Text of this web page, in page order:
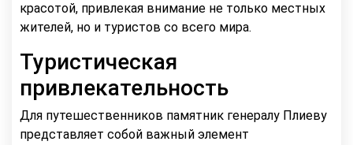
красотой, привлекая внимание не только местных
жителей, но и туристов со всего мира.
Туристическая
привлекательность
Для путешественников памятник генералу Плиеву
представляет собой важный элемент